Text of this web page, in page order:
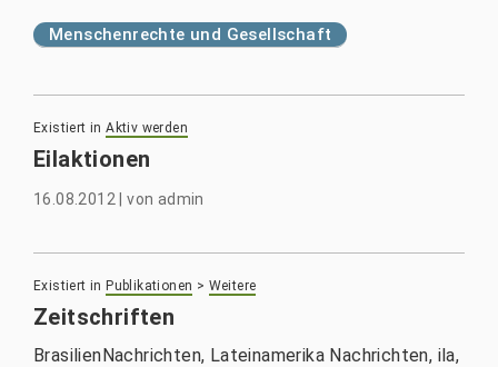
Menschenrechte und Gesellschaft
Existiert in Aktiv werden
Eilaktionen
16.08.2012 |von admin
Existiert in Publikationen > Weitere
Zeitschriften
BrasilienNachrichten, Lateinamerika Nachrichten, ila,